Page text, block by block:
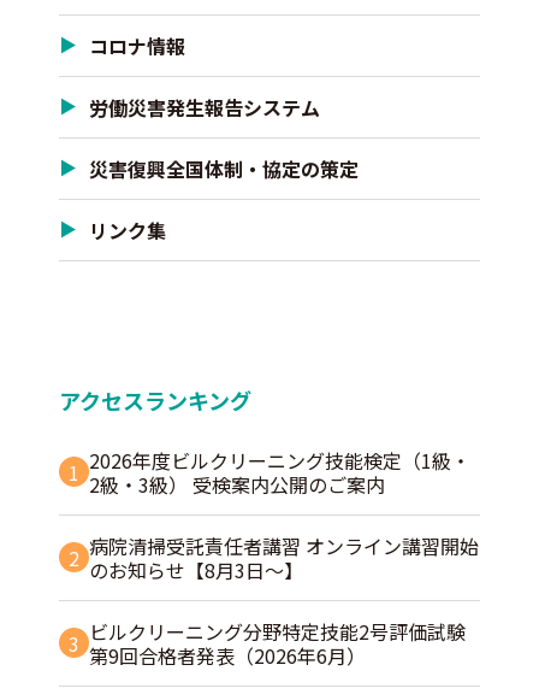
コロナ情報
労働災害発生報告システム
災害復興全国体制・協定の策定
リンク集
アクセスランキング
1 2026年度ビルクリーニング技能検定（1級・
2級・3級） 受検案内公開のご案内
2 病院清掃受託責任者講習 オンライン講習開始
のお知らせ【8月3日～】
3 ビルクリーニング分野特定技能2号評価試験
第9回合格者発表（2026年6月）